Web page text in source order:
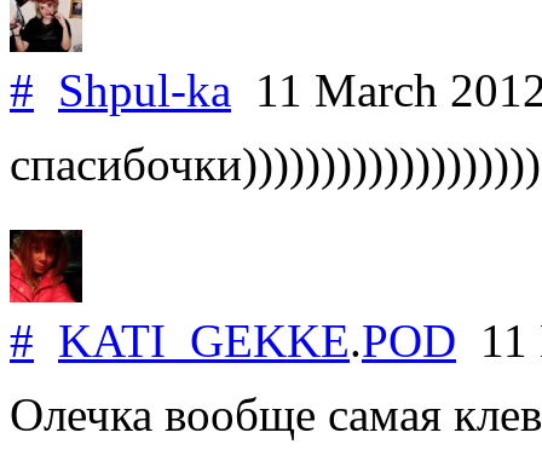
# Shpul-ka 11 March
# KATI_GEKKE.POD
Олечка вообще самая